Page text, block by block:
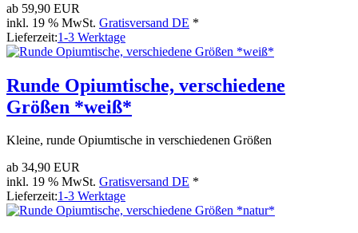
ab 59,90 EUR
inkl. 19 % MwSt. Gratisversand DE *
Lieferzeit:1-3 Werktage
Runde Opiumtische, verschiedene
Größen *weiß*
Kleine, runde Opiumtische in verschiedenen Größen
ab 34,90 EUR
inkl. 19 % MwSt. Gratisversand DE *
Lieferzeit:1-3 Werktage